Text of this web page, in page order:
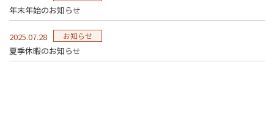
年末年始のお知らせ
2025.07.28 お知らせ
夏季休暇のお知らせ